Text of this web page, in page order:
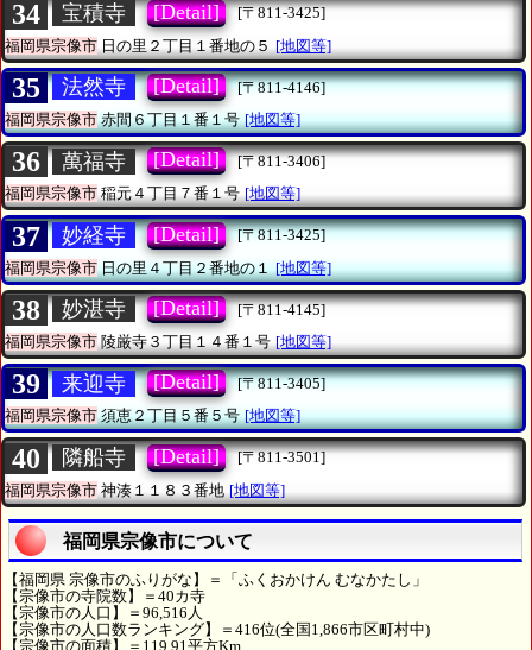
34 宝積寺 [Detail]
[〒811-3425]
福岡県宗像市 日の里２丁目１番地の５ [地図等]
35 法然寺 [Detail]
[〒811-4146]
福岡県宗像市赤間６丁目１番１号 [地図等]
36 萬福寺 [Detail]
[〒811-3406]
福岡県宗像市稲元４丁目７番１号 [地図等]
37 妙経寺 [Detail]
[〒811-3425]
福岡県宗像市日の里４丁目２番地の１ [地図等]
38 妙湛寺 [Detail]
[〒811-4145]
福岡県宗像市 陵厳寺３丁目１４番１号 [地図等]
39 来迎寺 [Detail]
[〒811-3405]
福岡県宗像市須恵２丁目５番５号 [地図等]
40 隣船寺 [Detail]
[〒811-3501]
福岡県宗像市 神湊１１８３番地 [地図等]
福岡県宗像市について
【福岡県 宗像市のふりがな】＝「ふくおかけん むなかたし」
【宗像市の寺院数】＝40カ寺
【宗像市の人口】＝96,516人
【宗像市の人口数ランキング】＝416位(全国1,866市区町村中)
【宗像市の面積】＝119.91平方Km